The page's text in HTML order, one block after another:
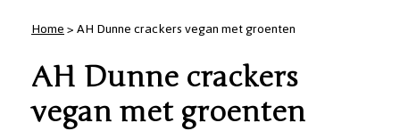
Home> AH Dunne crackers vegan met groenten
AH Dunne crackers
vegan met groenten